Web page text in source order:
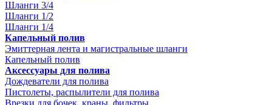
Шланги 3/4
Шланги 1/2
Шланги 1/4
Капельный полив
Эмиттерная лента и магистральные шланги
Капельный полив
Аксессуары для полива
Дождеватели для полива
Пистолеты, распылители для полива
Врезки для бочек, краны, фильтры